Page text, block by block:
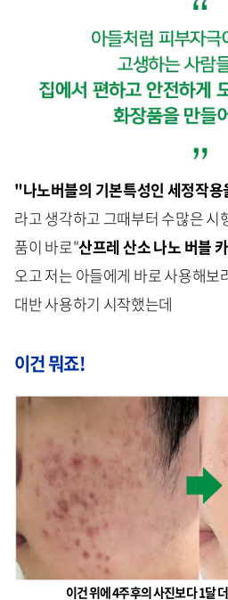
"나노버블의 기본특성인 세정작
라고 생각하고 그때부터 수많은 시
품이 바로"산프레 산소 나노 버블
오고 저는 아들에게 바로 사용해보
대반 사용하기 시작했는데
이건 뭐죠!
이건 위에 4주후의 사진보다 1달